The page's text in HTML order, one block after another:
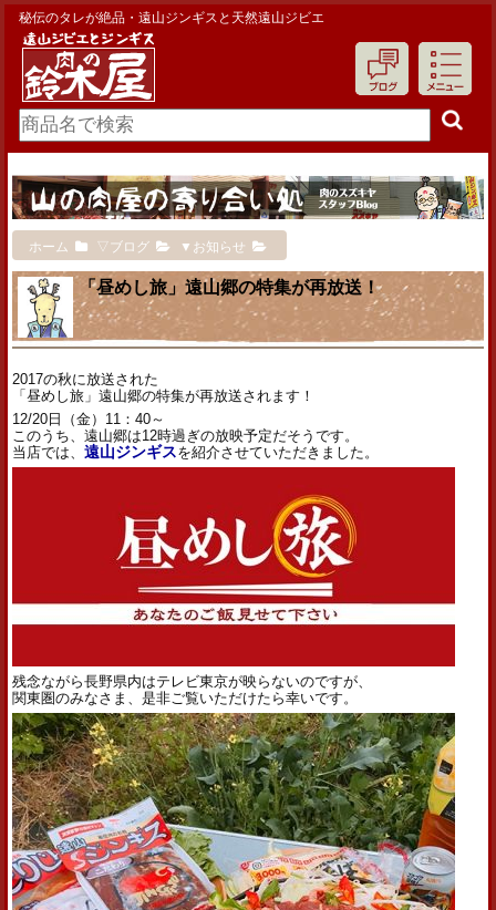
秘伝のタレが絶品・遠山ジンギスと天然遠山ジビエ
ホーム ▽ブログ ▼お知らせ
「昼めし旅」遠山郷の特集が再放送！
2017の秋に放送された
「昼めし旅」遠山郷の特集が再放送されます！
12/20日（金）11：40～
このうち、遠山郷は12時過ぎの放映予定だそうです。
当店では、遠山ジンギスを紹介させていただきました。
残念ながら長野県内はテレビ東京が映らないのですが、
関東圏のみなさま、是非ご覧いただけたら幸いです。